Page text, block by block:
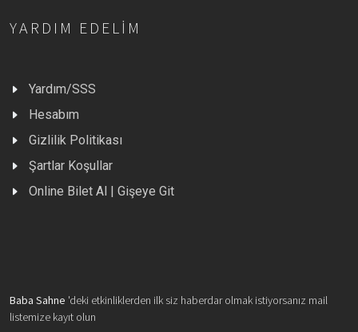
YARDIM EDELIM
Yardım/SSS
Hesabım
Gizlilik Politikası
Şartlar Koşullar
Online Bilet Al | Gişeye Git
Baba Sahne 'deki etkinliklerden ilk siz haberdar olmak istiyorsanız mail
listemize kayıt olun